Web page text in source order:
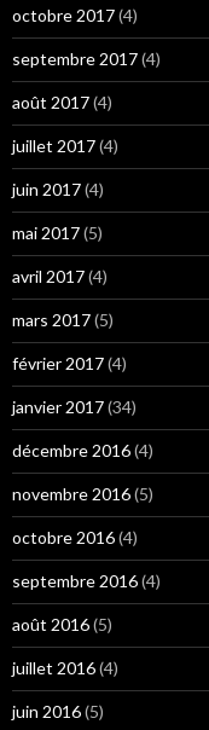
octobre 2017(4)
septembre 2017(4)
août 2017(4)
juillet 2017(4)
juin 2017(4)
mai 2017(5)
avril 2017(4)
mars 2017(5)
février 2017(4)
janvier 2017(34)
décembre 2016(4)
novembre 2016(5)
octobre 2016(4)
septembre 2016(4)
août 2016(5)
juillet 2016(4)
juin 2016(5)